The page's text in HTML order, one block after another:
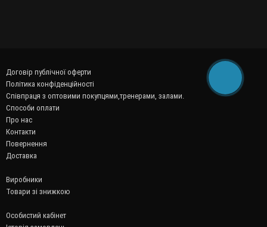
Договір публічної оферти
Політика конфіденційності
Співпраця з оптовими покупцями,тренерами, залами.
Способи оплати
Про нас
Контакти
Повернення
Доставка
Виробники
Товари зі знижкою
Особистий кабінет